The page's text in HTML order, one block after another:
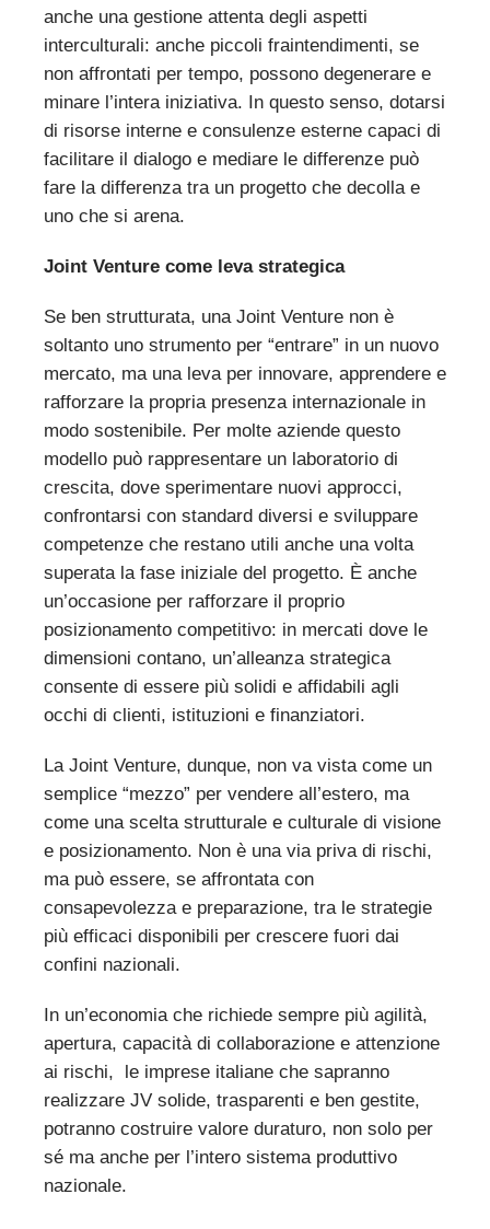
anche una gestione attenta degli aspetti
interculturali: anche piccoli fraintendimenti, se
non affrontati per tempo, possono degenerare e
minare l’intera iniziativa. In questo senso, dotarsi
di risorse interne e consulenze esterne capaci di
facilitare il dialogo e mediare le differenze può
fare la differenza tra un progetto che decolla e
uno che si arena.
Joint Venture come leva strategica
Se ben strutturata, una Joint Venture non è
soltanto uno strumento per “entrare” in un nuovo
mercato, ma una leva per innovare, apprendere e
rafforzare la propria presenza internazionale in
modo sostenibile. Per molte aziende questo
modello può rappresentare un laboratorio di
crescita, dove sperimentare nuovi approcci,
confrontarsi con standard diversi e sviluppare
competenze che restano utili anche una volta
superata la fase iniziale del progetto. È anche
un’occasione per rafforzare il proprio
posizionamento competitivo: in mercati dove le
dimensioni contano, un’alleanza strategica
consente di essere più solidi e affidabili agli
occhi di clienti, istituzioni e finanziatori.
La Joint Venture, dunque, non va vista come un
semplice “mezzo” per vendere all’estero, ma
come una scelta strutturale e culturale di visione
e posizionamento. Non è una via priva di rischi,
ma può essere, se affrontata con
consapevolezza e preparazione, tra le strategie
più efficaci disponibili per crescere fuori dai
confini nazionali.
In un’economia che richiede sempre più agilità,
apertura, capacità di collaborazione e attenzione
ai rischi, le imprese italiane che sapranno
realizzare JV solide, trasparenti e ben gestite,
potranno costruire valore duraturo, non solo per
sé ma anche per l’intero sistema produttivo
nazionale.